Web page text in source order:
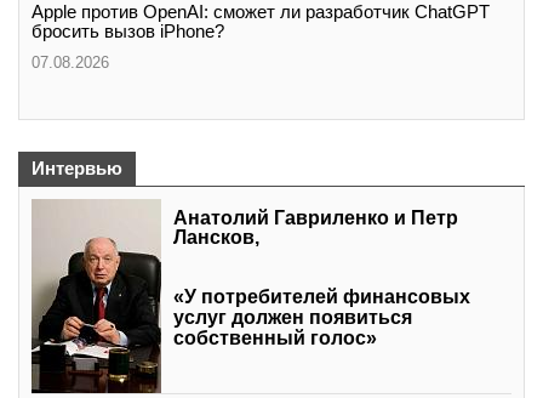
Apple против OpenAI: сможет ли разработчик ChatGPT
бросить вызов iPhone?
07.08.2026
Интервью
Анатолий Гавриленко и Петр
Лансков,
«У потребителей финансовых
услуг должен появиться
собственный голос»